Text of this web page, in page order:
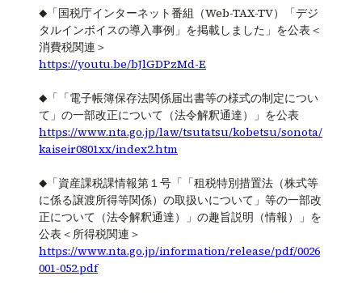
◆「国税庁インターネット番組（Web-TAX-TV）「デジ
タルインボイスの導入事例」を掲載しました」を公表＜
消費税関連＞
https://youtu.be/bJlGDPzMd-E
◆「「電子帳簿保存法関係届出書等の様式の制定につい
て」の一部改正について（法令解釈通達）」を公表
https://www.nta.go.jp/law/tsutatsu/kobetsu/sonota/
kaiseir0801xx/index2.htm
◆「資産課税課情報第１号「「租税特別措置法（株式等
に係る譲渡所得等関係）の取扱いについて」等の一部改
正について（法令解釈通達）」の趣旨説明（情報）」を
公表＜所得税関連＞
https://www.nta.go.jp/information/release/pdf/0026
001-052.pdf